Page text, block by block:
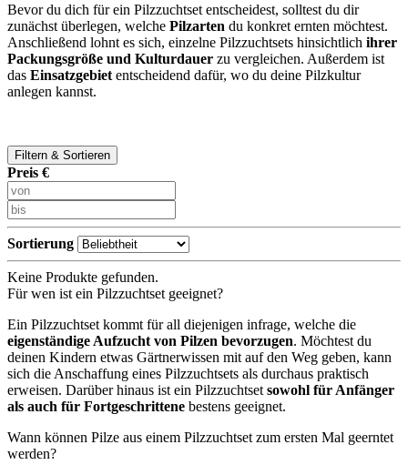
Bevor du dich für ein Pilzzuchtset entscheidest, solltest du dir
zunächst überlegen, welche Pilzarten du konkret ernten möchtest.
Anschließend lohnt es sich, einzelne Pilzzuchtsets hinsichtlich ihrer
Packungsgröße und Kulturdauer zu vergleichen. Außerdem ist
das Einsatzgebiet entscheidend dafür, wo du deine Pilzkultur
anlegen kannst.
Filtern & Sortieren
Preis €
Sortierung
Keine Produkte gefunden.
Für wen ist ein Pilzzuchtset geeignet?
Ein Pilzzuchtset kommt für all diejenigen infrage, welche die
eigenständige Aufzucht von Pilzen bevorzugen. Möchtest du
deinen Kindern etwas Gärtnerwissen mit auf den Weg geben, kann
sich die Anschaffung eines Pilzzuchtsets als durchaus praktisch
erweisen. Darüber hinaus ist ein Pilzzuchtset sowohl für Anfänger
als auch für Fortgeschrittene bestens geeignet.
Wann können Pilze aus einem Pilzzuchtset zum ersten Mal geerntet
werden?